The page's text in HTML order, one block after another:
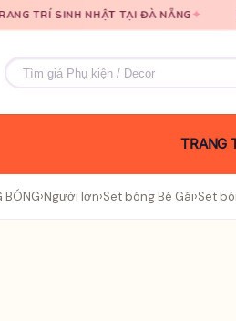
TẠI ĐÀ NẴNG✦ 🎈 TƯ VẤN MIỄN
Tìm
kiếm:
TRANG
BÓNG›Người lớn›Set bóng Bé Gái›Set